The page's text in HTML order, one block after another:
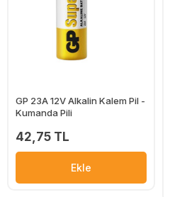
GP 23A 12V Alkalin Kalem Pil -
Kumanda Pili
42,75 TL
Ekle